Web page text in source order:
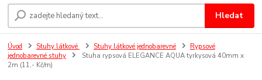
Hledat
Úvod Stuhy látkové Stuhy látkové jednobarevné
Rypsové
jednobarevné stuhy
Stuha rypsová ELEGANCE AQUA tyrkysová 40mm x
2m (11,- Kč/m)